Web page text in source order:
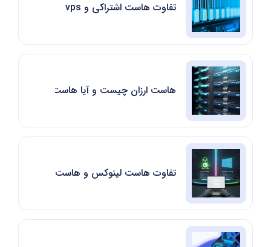
تفاوت هاست اشتراکی و vps
هاست ارزان چیست و آیا هاست اقتصادی
تفاوت هاست لینوکس و هاست ویندوز